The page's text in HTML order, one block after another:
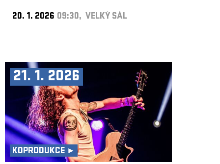
20. 1. 2026 09:30, VELKÝ SÁL
21. 1. 2026
KOPRODUKCE ►